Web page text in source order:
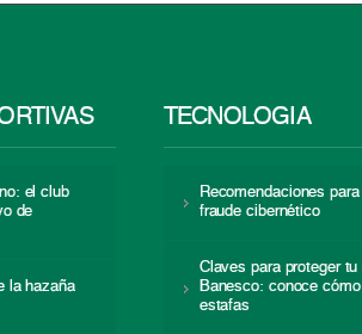
el club
de
la hazaña
TECNOLOGÍA
Recomendaciones para
fraude cibernético
Claves para proteger tu
Banesco: conoce
estafas